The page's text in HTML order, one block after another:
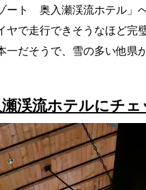
ート 奥入瀬渓流ホテル」
ヤで走行できそうなほど完
一だそうで、雪の多い他県
渓流ホテルにチェ